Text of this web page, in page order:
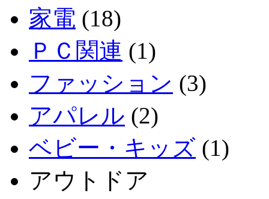
家電 (18)
ＰＣ関連 (1)
ファッション (3)
アパレル (2)
ベビー・キッズ (1)
アウトドア